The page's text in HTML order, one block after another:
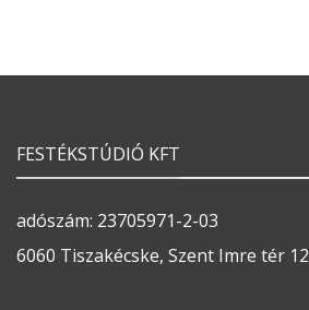
FESTÉKSTÚDIÓ KFT
adószám: 23705971-2-03
6060 Tiszakécske, Szent Imre tér 12